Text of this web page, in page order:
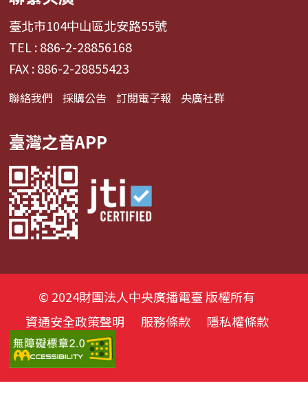
臺北市104中山區北安路55號
TEL : 886-2-28856168
FAX : 886-2-28855423
聯絡我們 採購公告 訂閱電子報 央廣社群
臺灣之音APP
© 2024財團法人中央廣播電臺 版權所有
資通安全政策聲明
服務條款 隱私權條款